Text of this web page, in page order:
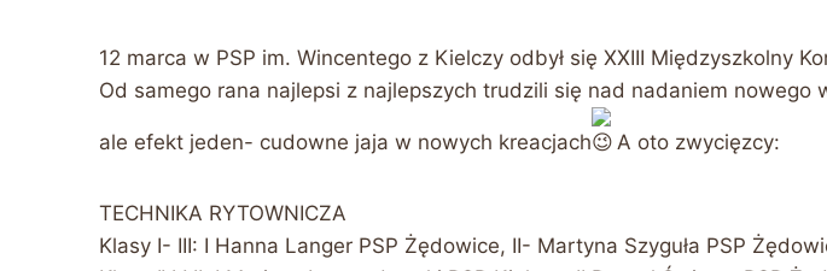
12 marca w PSP im. Wincentego z Kielczy odbył się XXIII Międzyszkolny
Od samego rana najlepsi z najlepszych trudzili się nad nadaniem
ale efekt jeden- cudowne jaja w nowych kreacjach A oto zwycięzcy:
TECHNIKA RYTOWNICZA
Klasy I- III: I Hanna Langer PSP Żędowice, II- Martyna Szyguła PSP